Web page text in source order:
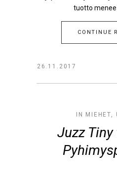
tuotto menee
CONTINUE
26.11.2017
IN MIEHET,
Juzz